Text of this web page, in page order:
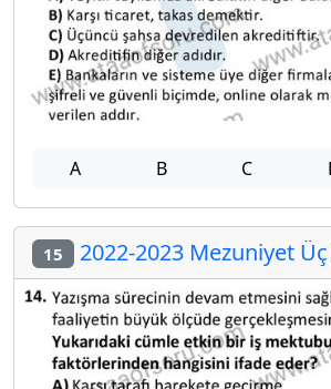
A B C
15 2022-2023 Mezuniyet Üç